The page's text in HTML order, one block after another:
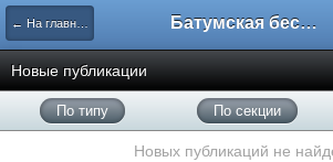
← На главную Батумская беседка
Новые публикации
По типу По секции
Новых публикаций не